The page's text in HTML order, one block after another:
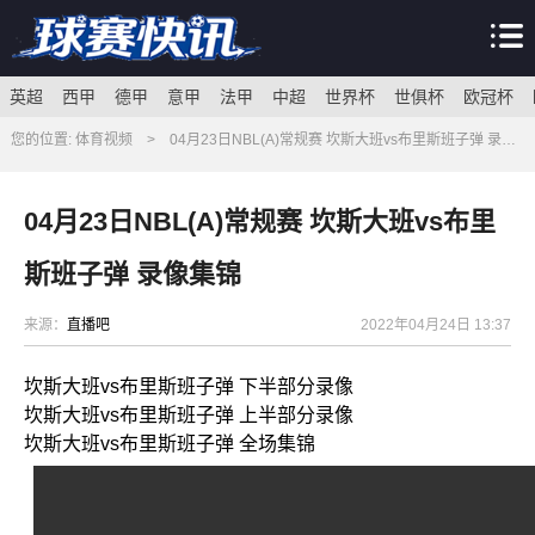
英超 西甲 德甲 意甲 法甲 中超 世界杯 世俱杯 欧冠杯
您的位置: 体育视频 > 04月23日NBL(A)常规赛 坎斯大班vs布里斯班子弹 录像集锦
04月23日NBL(A)常规赛 坎斯大班vs布里
斯班子弹 录像集锦
来源： 直播吧 2022年04月24日 13:37
坎斯大班vs布里斯班子弹 下半部分录像
坎斯大班vs布里斯班子弹 上半部分录像
坎斯大班vs布里斯班子弹 全场集锦